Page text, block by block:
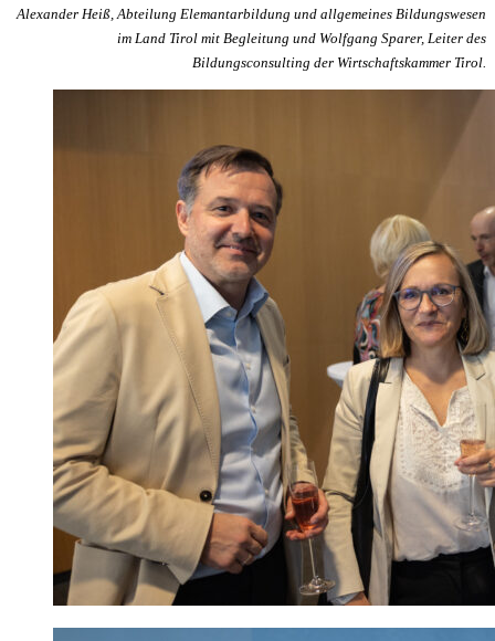
Alexander Heiß, Abteilung Elemantarbildung und allgemeines Bildungswesen
im Land Tirol mit Begleitung und Wolfgang Sparer, Leiter des
Bildungsconsulting der Wirtschaftskammer Tirol.